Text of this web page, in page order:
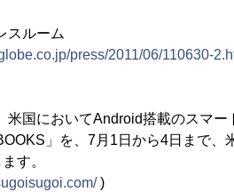
スルーム
press/2011/06/110630-
米国においてAndroid搭載のスマ
」を、7月1日から4日まで、
す。
)